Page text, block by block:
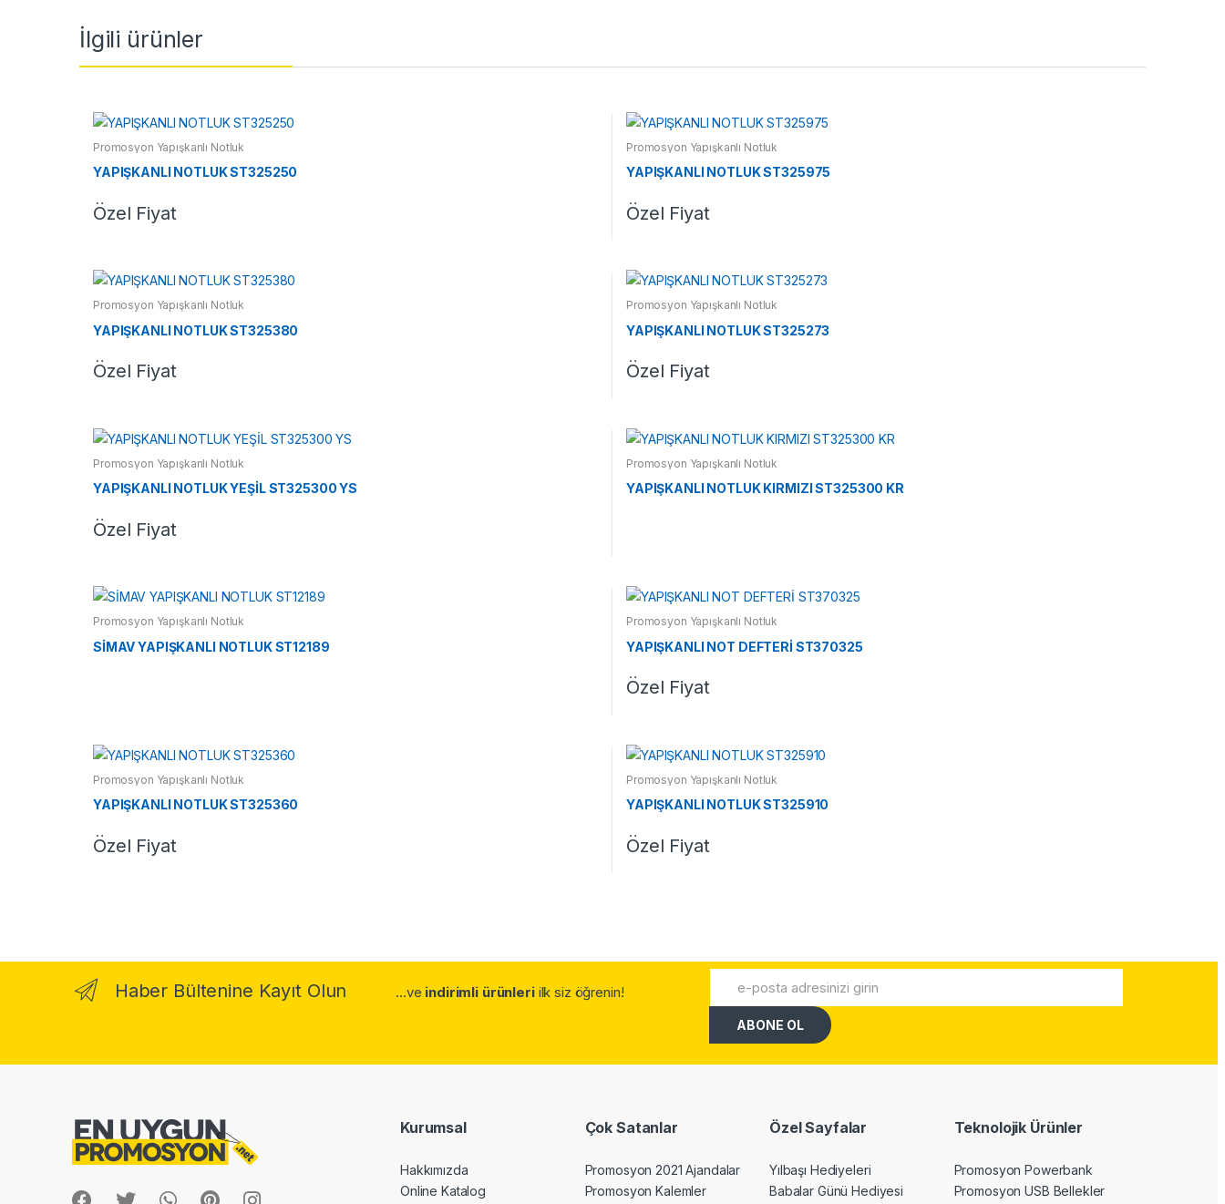
İlgili ürünler
Promosyon Yapışkanlı Notluk
YAPIŞKANLI NOTLUK ST325250
Özel Fiyat
Promosyon Yapışkanlı Notluk
YAPIŞKANLI NOTLUK ST325975
Özel Fiyat
Promosyon Yapışkanlı Notluk
YAPIŞKANLI NOTLUK ST325380
Özel Fiyat
Promosyon Yapışkanlı Notluk
YAPIŞKANLI NOTLUK ST325273
Özel Fiyat
Promosyon Yapışkanlı Notluk
YAPIŞKANLI NOTLUK YEŞİL ST325300 YS
Özel Fiyat
Promosyon Yapışkanlı Notluk
YAPIŞKANLI NOTLUK KIRMIZI ST325300 KR
Promosyon Yapışkanlı Notluk
SİMAV YAPIŞKANLI NOTLUK ST12189
Promosyon Yapışkanlı Notluk
YAPIŞKANLI NOT DEFTERİ ST370325
Özel Fiyat
Promosyon Yapışkanlı Notluk
YAPIŞKANLI NOTLUK ST325360
Özel Fiyat
Promosyon Yapışkanlı Notluk
YAPIŞKANLI NOTLUK ST325910
Özel Fiyat
Haber Bültenine Kayıt Olun ...ve indirimli ürünleriilk siz öğrenin!
Kurumsal
Hakkımızda
Online Katalog
Çok Satanlar
Promosyon 2021 Ajandalar
Promosyon Kalemler
Özel Sayfalar
Yılbaşı Hediyeleri
Babalar Günü Hediyesi
Teknolojik Ürünler
Promosyon Powerbank
Promosyon USB Bellekler